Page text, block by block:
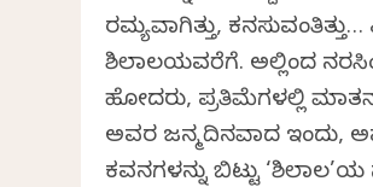
ರಮ್ಯವಾಗಿತ್ತು,
ಶಿಲಾಲತೆಯವರೆಗೆ. ಅಲ್ಲಿಂದ
ಹೋದರು, ಪ್ರತಿಮೆಗಳಲ್ಲಿ
ಅವರ ಜನ್ಮದಿನವಾದ ಇಂದು,
ಕವನಗಳನ್ನು ಬಿಟ್ಟು